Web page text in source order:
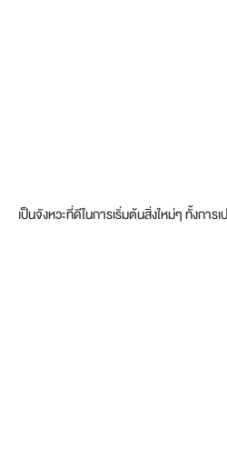
เป็นจังหวะที่ดีในการเริ่มต้นสิ่งใหม่ๆ ทั้งกา